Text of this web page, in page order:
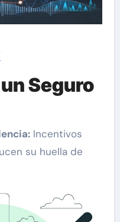
Seguro
Incentivos
su huella de